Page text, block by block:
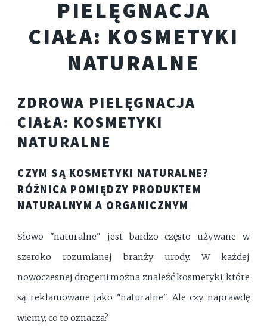
PIELĘGNACJA
CIAŁA: KOSMETYKI
NATURALNE
ZDROWA PIELĘGNACJA
CIAŁA: KOSMETYKI
NATURALNE
CZYM SĄ KOSMETYKI NATURALNE?
RÓŻNICA POMIĘDZY PRODUKTEM
NATURALNYM A ORGANICZNYM
Słowo "naturalne" jest bardzo często używane w
szeroko rozumianej branży urody. W każdej
nowoczesnejdrogeriimożna znaleźć kosmetyki, które
są reklamowane jako "naturalne". Ale czy naprawdę
wiemy, co to oznacza?